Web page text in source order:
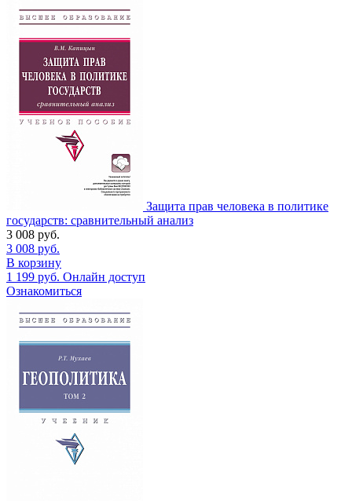
Защита прав человека в политике
государств: сравнительный анализ
3 008 руб.
3 008 руб.
В корзину
1 199 руб. Онлайн доступ
Ознакомиться